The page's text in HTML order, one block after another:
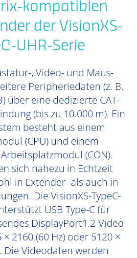
kompatiblen
der VisionXS-
UHR-Serie
, Video- und Maus-
Peripheriedaten (z. B.
über eine dedizierte CAT-
(bis zu 10.000 m). Ein
besteht aus einem
(CPU) und einem
(CON).
sich nahezu in Echtzeit
in Extender- als auch in
Die VisionXS-TypeC-
USB Type-C für
DisplayPort1.2-Video
2160 (60 Hz) oder 5120 ×
Die Videodaten werden